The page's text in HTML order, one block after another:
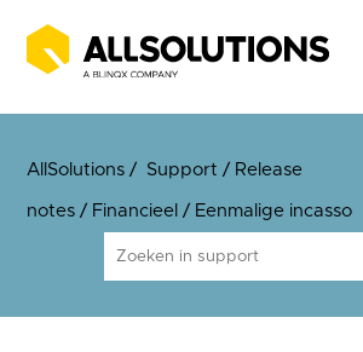
AllSolutions / Support/ Release
notes / Financieel / Eenmalige incasso